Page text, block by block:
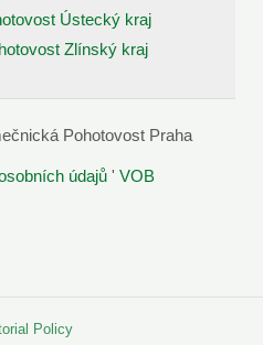
Ústecký kraj
Zlínský kraj
Pohotovost Praha
údajů ' VOB
Policy